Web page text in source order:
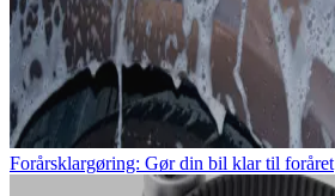
Forårsklargøring: Gør din bil klar til foråret